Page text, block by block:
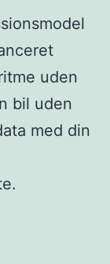
uden
bil uden
med din